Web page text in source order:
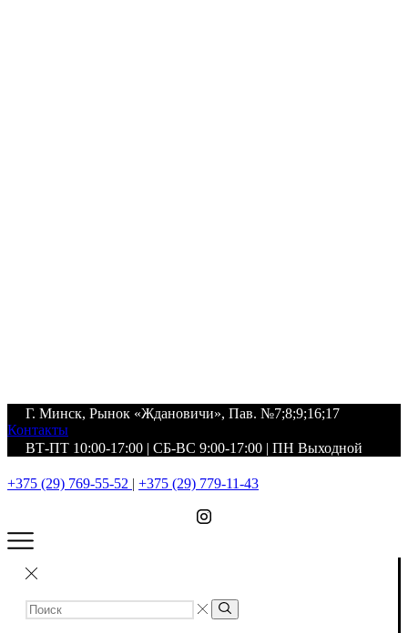
Г. Минск, Рынок «Ждановичи», Пав. №7;8;9;16;17
Контакты
ВТ-ПТ 10:00-17:00 | СБ-ВС 9:00-17:00 | ПН Выходной
+375 (29) 769-55-52 | +375 (29) 779-11-43